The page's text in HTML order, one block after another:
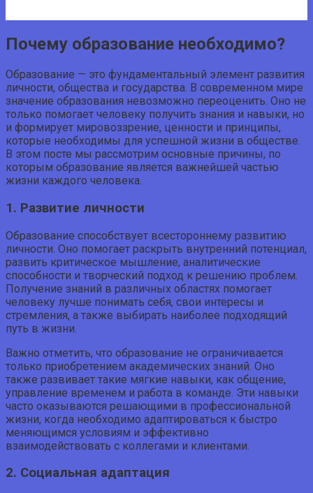
Почему образование необходимо?
Образование — это фундаментальный элемент развития
личности, общества и государства. В современном мире
значение образования невозможно переоценить. Оно не
только помогает человеку получить знания и навыки, но
и формирует мировоззрение, ценности и принципы,
которые необходимы для успешной жизни в обществе.
В этом посте мы рассмотрим основные причины, по
которым образование является важнейшей частью
жизни каждого человека.
1. Развитие личности
Образование способствует всестороннему развитию
личности. Оно помогает раскрыть внутренний потенциал,
развить критическое мышление, аналитические
способности и творческий подход к решению проблем.
Получение знаний в различных областях помогает
человеку лучше понимать себя, свои интересы и
стремления, а также выбирать наиболее подходящий
путь в жизни.
Важно отметить, что образование не ограничивается
только приобретением академических знаний. Оно
также развивает такие мягкие навыки, как общение,
управление временем и работа в команде. Эти навыки
часто оказываются решающими в профессиональной
жизни, когда необходимо адаптироваться к быстро
меняющимся условиям и эффективно
взаимодействовать с коллегами и клиентами.
2. Социальная адаптация